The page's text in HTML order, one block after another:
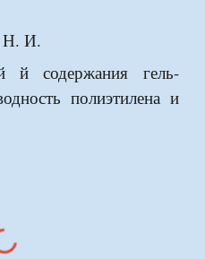
Н. И.
й содержания гель-
полиэтилена и